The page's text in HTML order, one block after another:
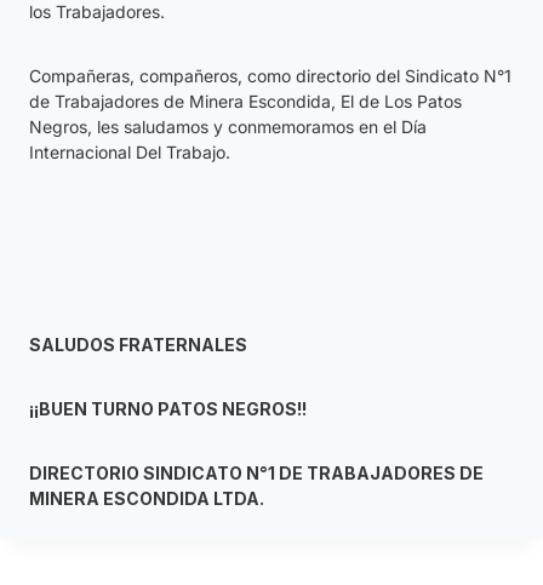
los Trabajadores.
Compañeras, compañeros, como directorio del Sindicato N°1
de Trabajadores de Minera Escondida, El de Los Patos
Negros, les saludamos y conmemoramos en el Día
Internacional Del Trabajo.
SALUDOS FRATERNALES
¡¡BUEN TURNO PATOS NEGROS!!
DIRECTORIO SINDICATO N°1 DE TRABAJADORES DE
MINERA ESCONDIDA LTDA.